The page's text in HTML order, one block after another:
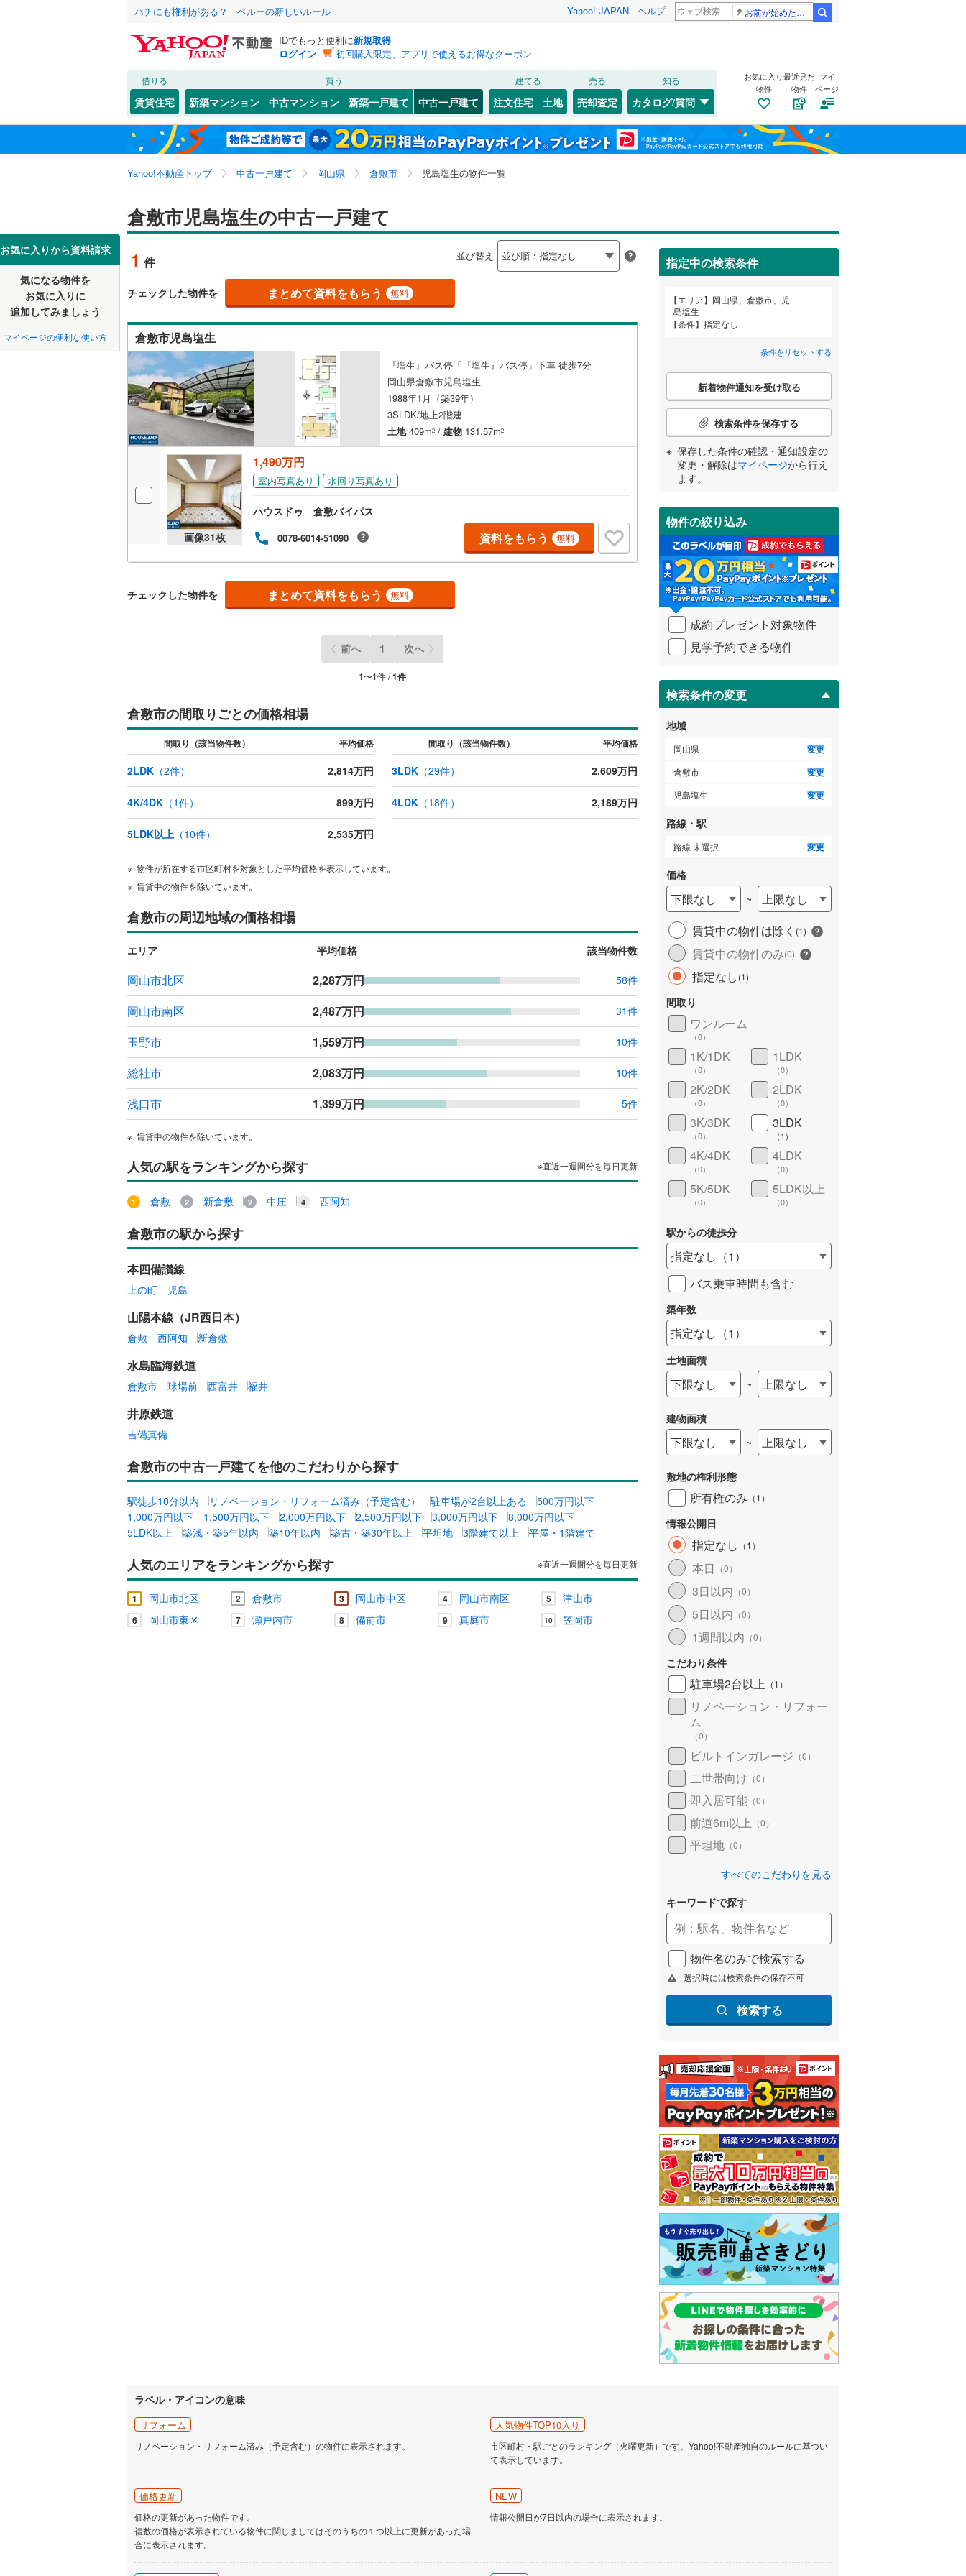
ハチにも権利がある？ ペルーの新しいルール Yahoo! JAPAN ヘルプ お前が始めた物語だろ
IDでもっと便利に新規取得
ログイン
初回購入限定、アプリで使えるお得なクーポン
借りる
賃貸住宅
買う
新築マンション 中古マンション 新築一戸建て 中古一戸建て
建てる
注文住宅 土地
売る
売却査定
知る
カタログ/質問
お気に入り
物件
最近見た
物件
マイ
ページ
Yahoo!不動産トップ 中古一戸建て 岡山県 倉敷市 児島塩生の物件一覧
お気に入りから資料請求
気になる物件を
お気に入りに
追加してみましょう
マイページの便利な使い方
倉敷市児島塩生の中古一戸建て
1 件 並び替え
チェックした物件を まとめて資料をもらう 無料
倉敷市児島塩生
『塩生』バス停「『塩生』バス停」下車 徒歩7分
岡山県倉敷市児島塩生
1988年1月（築39年）
3SLDK/地上2階建
土地409m2 / 建物 131.57m2
画像31枚
1,490万円
室内写真あり 水回り写真あり
ハウスドゥ 倉敷バイパス
0078-6014-51090 資料をもらう 無料
チェックした物件を まとめて資料をもらう 無料
前へ 1 次へ
1〜1件 /1件
倉敷市の間取りごとの価格相場
間取り（該当物件数） 平均価格 間取り（該当物件数） 平均価格
2LDK （2件） 2,814万円 3LDK（29件） 2,609万円
4K/4DK （1件） 899万円 4LDK（18件） 2,189万円
5LDK以上 （10件） 2,535万円
物件が所在する市区町村を対象とした平均価格を表示しています。
賃貸中の物件を除いています。
倉敷市の周辺地域の価格相場
エリア 平均価格 該当物件数
岡山市北区 2,287万円 58件
岡山市南区 2,487万円 31件
玉野市 1,559万円 10件
総社市 2,083万円 10件
浅口市 1,399万円 5件
賃貸中の物件を除いています。
人気の駅をランキングから探す ※直近一週間分を毎日更新
倉敷 新倉敷 中庄 西阿知
倉敷市の駅から探す
本四備讃線
上の町 児島
山陽本線（JR西日本）
倉敷 西阿知 新倉敷
水島臨海鉄道
倉敷市 球場前 西富井 福井
井原鉄道
吉備真備
倉敷市の中古一戸建てを他のこだわりから探す
駅徒歩10分以内 リノベーション・リフォーム済み（予定含む） 駐車場が2台以上ある
500万円以下
1,000万円以下
1,500万円以下 2,000万円以下 2,500万円以下 3,000万円以下
8,000万円以下
5LDK以上
築浅・築5年以内 築10年以内 築古・築30年以上 平坦地 3階建て以上 平屋・1階建て
人気のエリアをランキングから探す ※直近一週間分を毎日更新
1 岡山市北区 2 倉敷市 3 岡山市中区 4 岡山市南区 5 津山市
6 岡山市東区 7 瀬戸内市 8 備前市 9 真庭市 10 笠岡市
指定中の検索条件
エリア
岡山県、倉敷市、児
島塩生
条件
指定なし
条件をリセットする
こ
検
条
件
受
け
取
る
・
条
件
を
イ
ペ
ジ
に
保
存
す
る
新着物件通知を受け取る
検索条件を保存する
保存した条件の確認・通知設定の
変更・解除はマイページから行え
ます。
物件の絞り込み
成約プレゼント対象物件
見学予約できる物件
検索条件の変更
地域
岡山県 変更
倉敷市 変更
児島塩生 変更
路線・駅
路線 未選択 変更
価格
下限なし ~
上限なし
賃貸中の物件は除く (1)
賃貸中の物件のみ(0)
指定なし(1)
間取り
ワンルーム
（0）
1K/1DK
（0）
1LDK
（0）
2K/2DK
（0）
2LDK
（0）
3K/3DK
（0）
3LDK
（1 ）
4K/4DK
（0）
4LDK
（0）
5K/5DK
（0）
5LDK以上
（0）
駅からの徒歩分
指定なし （1 ）
バス乗車時間も含む
築年数
指定なし （1 ）
土地面積
下限なし ~ 上限なし
建物面積
下限なし ~ 上限なし
敷地の権利形態
所有権のみ （1 ）
情報公開日
指定なし （1 ）
本日 （0）
3日以内 （0）
5日以内 （0）
1週間以内 （0）
こだわり条件
駐車場2台以上 （1 ）
リノベーション・リフォー
ム
（0）
ビルトインガレージ （0）
二世帯向け （0）
即入居可能 （0）
前道6m以上 （0）
平坦地 （0）
すべてのこだわりを見る
キーワードで探す
物件名のみで検索する
選択時には検索条件の保存不可
検索する
ラベル・アイコンの意味
リフォーム
リノベーション・リフォーム済み（予定含む）の物件に表示されます。
人気物件TOP10入り
市区町村・駅ごとのランキング（火曜更新）です。Yahoo!不動産独自のルールに基づい
て表示しています。
価格更新
価格の更新があった物件です。
複数の価格が表示されている物件に関しましてはそのうちの１つ以上に更新があった場
合に表示されます。
NEW
情報公開日が7日以内の場合に表示されます。
北海道 北海道
東北 青森 岩手 宮城 秋田 山形 福島
関東 東京 神奈川 埼玉 千葉
信越・北陸 新潟 長野
三重
近畿 大阪 兵庫
中国 鳥取 島根 岡山 広島 山口
四国 愛媛 高知
九州・沖縄 長崎 鹿児島 沖縄
該当物件0件 この条件で検索する
岡山市 北区(61) 中区(52) 東区(30)
南区(33)
かの地域
笠岡市(5)
新見市 備前市(9)
赤磐市(18) 真庭市(3)
美作市(4) 和気郡和気町(0 )
都窪郡早島町(2) 浅口郡里庄町(3) 小田郡矢掛町(
真庭郡新庄村(0) 苫田郡鏡野町(2)
勝田郡奈義町
英田郡西粟倉村 久米郡久米南町(0)
久米郡美咲町
該当物件0件 この条件で検索する
大内(2) 片島町(3) 北畝(1)
倉敷ハイツ(1) 児島塩生(1) 児島下の町(1)
児島稗田町(1) 児島柳田町
上東(2)
玉島乙島(7) 玉島柏島(3) 玉島柏台(1)
茶屋町(1) 粒浦(1)
粒江(2)
中帯江( 1)
西阿知町(1) 西阿知町新田 (1) 西阿知町西原(1)
1) 西坂 白楽町(1)
東粒浦(1) 福井(1 福田町浦田(1)
福田町古新田
安江(2)
庄新町( 1 真備町上二万
該当物件0件
JR 山陽本線（JR西日本）(0) 姫新線(0) 赤穂線(0)
津山線(0) 吉備線(0) 宇野線(0)
伯備線(0) 芸備線(0) 因美線(0)
本四備讃線(0) 土讃線(
私鉄・その他 岡山電気軌道東山線(0)
智頭急行(0) 井原鉄道(0)
該当物件0件 この条件で検索する
該当物件0件
こだわり条件 リフォーム、リノベーション
リノベーション・リフォーム
（0）
築古・築30年以上（1）
設備
床暖房（
駐車場2台以上（1） ビルトインガレージ（0） 太陽光発電システム（0）
（0）
防犯カメラ（ 0）
）
二世帯向け（ 平屋・1階建て （0） 3階建て以上（0）
サービスルーム（納戸）（0）
最寄りの駅が始発駅 小学校まで1km以内（1）
） 角地（ 0 ） 南道路（0）
独立型キッチン
販売、価格、契約、入居関連など
即入居可能（0）
浴室乾燥機あり（1）
収納
（0）
バルコニー、庭
ウッドデッキあり（0）
構造・規模・施工・品質・工法関連
耐震、免震、制震構造
（0）
長期優良住宅 ）
オンライン対応
オンライン対応とは？ 詳しく見る
該当物件0件
検索条件を保存しました
この検索条件の新着物件通知は、 マイページから設定できます。
保存した条件を見る
岡山県、倉敷市、児島塩生
検索条件を保存する
マイページ
お気に入りリストを見る
閉じる
お気に入りリストを見る
閉じる